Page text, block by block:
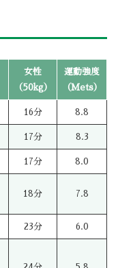
女性
（50kg）
運動強度
（Mets）
16分 8.8
17分 8.3
17分 8.0
18分 7.8
23分 6.0